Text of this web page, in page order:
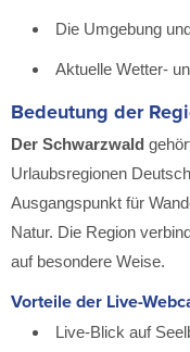
Die Umgebung
Aktuelle Wetter-
Bedeutung der
Der Schwarzwald
Urlaubsregionen
Ausgangspunkt für
Natur. Die Region
auf besondere Weise.
Vorteile der Live-
Live-Blick auf